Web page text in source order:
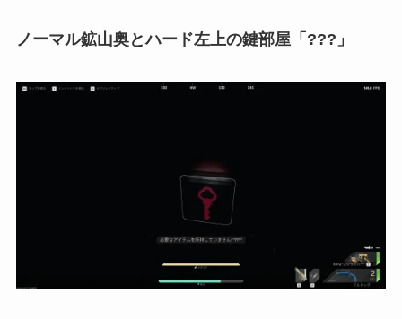
ノーマル鉱山奥とハード左上の鍵部屋「???」